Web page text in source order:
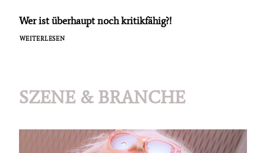
Wer ist überhaupt noch kritikfähig?!
WEITERLESEN
SZENE & BRANCHE